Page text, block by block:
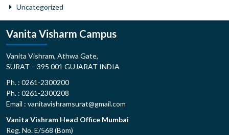
Uncategorized
Vanita Visharm Campus
Vanita Vishram, Athwa Gate,
SURAT – 395 001 GUJARAT INDIA
Ph. : 0261-2300200
Ph. : 0261-2300208
Email : vanitavishramsurat@gmail.com
Vanita Vishram Head Office Mumbai
Reg. No. E/568 (Bom)